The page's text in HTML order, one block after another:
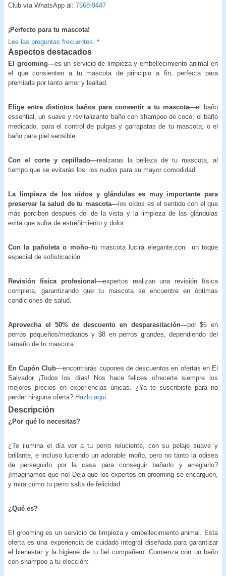
Club vía WhatsApp al: 7568-9447
¡Perfecto para tu mascota!
Lee las preguntas frecuentes. *
Aspectos destacados
El grooming—es un servicio de limpieza y embellecimiento animal en
el que consienten a tu mascota de principio a fin, perfecta para
premiarla por tanto amor y lealtad.
Elige entre distintos baños para consentir a tu mascota—el baño
essential, un suave y revitalizante baño con shampoo de coco; el baño
medicado, para el control de pulgas y garrapatas de tu mascota; o el
baño para piel sensible.
Con el corte y cepillado—realzaras la belleza de tu mascota, al
tiempo que se evitarás los los nudos para su mayor comodidad.
La limpieza de los oídos y glándulas es muy importante para
preservar la salud de tu mascota—los oídos es el sentido con el que
más perciben después del de la vista y la limpieza de las glándulas
evita que sufra de estreñimiento y dolor.
Con la pañoleta o moño–tu mascota lucirá elegante,con un toque
especial de sofisticación.
Revisión física profesional—expertos realizan una revisión física
completa, garantizando que tu mascota se encuentre en óptimas
condiciones de salud.
Aprovecha el 50% de descuento en desparasitación—por $6 en
perros pequeños/medianos y $8 en perros grandes, dependiendo del
tamaño de tu mascota.
En Cupón Club—encontrarás cupones de descuentos en ofertas en El
Salvador ¡Todos los días! Nos hace felices ofrecerte siempre los
mejores precios en experiencias únicas. ¿Ya te suscribiste para no
perder ninguna oferta? Hazlo aquí
Descripción
¿Por qué lo necesitas?
¿Te ilumina el día ver a tu perro reluciente, con su pelaje suave y
brillante, e incluso luciendo un adorable moño, pero no tanto la odisea
de perseguirlo por la casa para conseguir bañarlo y arreglarlo?
¡Imaginamos que no! Deja que los expertos en grooming se encarguen,
y mira cómo tu perro salta de felicidad.
¿Qué es?
El grooming es un servicio de limpieza y embellecimiento animal. Esta
oferta es una experiencia de cuidado integral diseñada para garantizar
el bienestar y la higiene de tu fiel compañero. Comienza con un baño
con shampoo a tu elección: